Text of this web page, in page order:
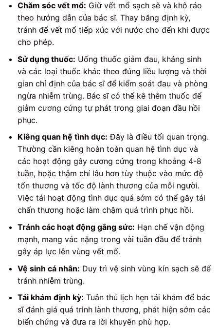
Chăm sóc vết mổ: Giữ vết mổ sạch sẽ và khô ráo
theo hướng dẫn của bác sĩ. Thay băng định kỳ,
tránh để vết mổ tiếp xúc với nước cho đến khi được
cho phép.
Sử dụng thuốc: Uống thuốc giảm đau, kháng sinh
và các loại thuốc khác theo đúng liều lượng và thời
gian chỉ định của bác sĩ để kiểm soát đau và phòng
ngừa nhiễm trùng. Bác sĩ có thể kê thêm thuốc để
giảm cương cứng tự phát trong giai đoạn đầu hồi
phục.
Kiêng quan hệ tình dục: Đây là điều tối quan trọng.
Thường cần kiêng hoàn toàn quan hệ tình dục và
các hoạt động gây cương cứng trong khoảng 4-8
tuần, hoặc thậm chí lâu hơn tùy thuộc vào mức độ
tổn thương và tốc độ lành thương của mỗi người.
Việc tái hoạt động tình dục quá sớm có thể gây tái
chấn thương hoặc làm chậm quá trình phục hồi.
Tránh các hoạt động gắng sức: Hạn chế vận động
mạnh, mang vác nặng trong vài tuần đầu để tránh
gây áp lực lên vùng vết mổ.
Vệ sinh cá nhân: Duy trì vệ sinh vùng kín sạch sẽ để
tránh nhiễm trùng.
Tái khám định kỳ: Tuân thủ lịch hẹn tái khám để bác
sĩ đánh giá quá trình lành thương, phát hiện sớm các
biến chứng và đưa ra lời khuyên phù hợp.